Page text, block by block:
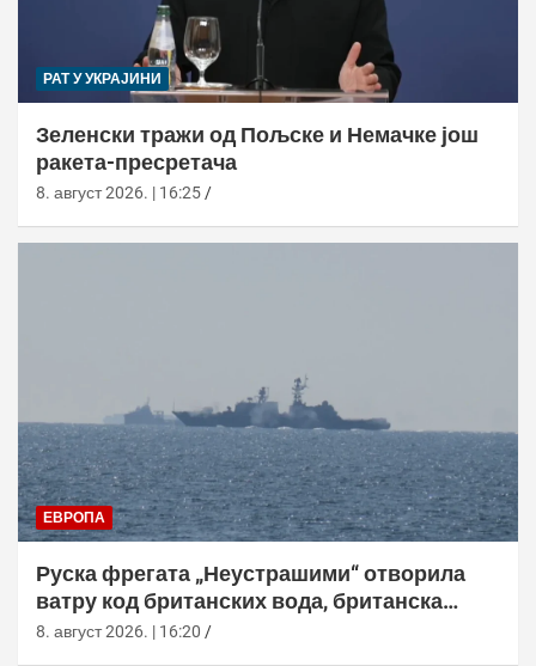
РАТ У УКРАЈИНИ
Зеленски тражи од Пољске и Немачке још
ракета-пресретача
8. август 2026. | 16:25
ЕВРОПА
Руска фрегата „Неустрашими“ отворила
ватру код британских вода, британска
морнарица појачала праћење
8. август 2026. | 16:20